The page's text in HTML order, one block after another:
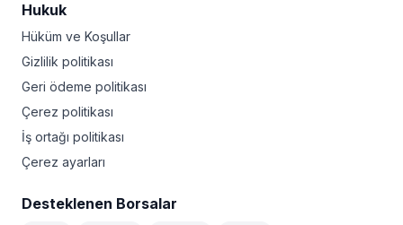
Hukuk
Hüküm ve Koşullar
Gizlilik politikası
Geri ödeme politikası
Çerez politikası
İş ortağı politikası
Çerez ayarları
Desteklenen Borsalar